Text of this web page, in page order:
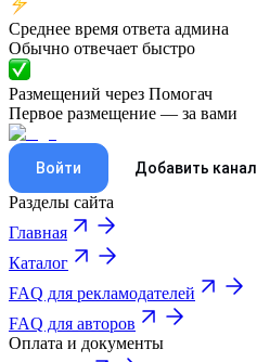
Среднее время ответа админа
Обычно отвечает быстро
Размещений через Помогач
Первое размещение — за вами
Войти Добавить канал
Разделы сайта
Главная
Каталог
FAQ для рекламодателей
FAQ для авторов
Оплата и документы